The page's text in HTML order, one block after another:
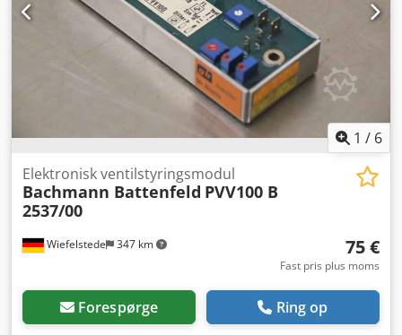
1 / 6
Wiefelstede 347 km
Elektronisk ventilstyringsmodul
Bachmann Battenfeld PVV100 B
2537/00
75 €
Fast pris plus moms
Forespørge Ring op